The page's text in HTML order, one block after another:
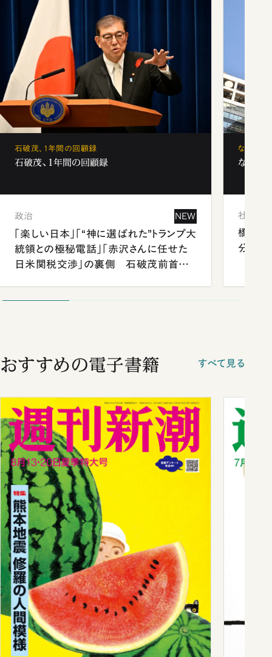
石破茂、1年間の回顧録
石破茂、1年間の回顧録
政治 NEW
「楽しい日本」「“神に選ばれた”トランプ大
統領との極秘電話」「赤沢さんに任せた
日米関税交渉」の裏側 石破茂前首相
なぜ「フ
なぜ「
社会
橋本愛
分 佐
おすすめの電子書籍 すべて見る